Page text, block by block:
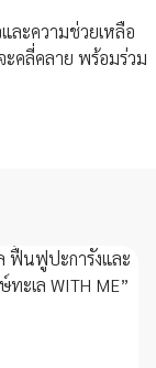
ละความช่วยเหลือ
ะคลี่คลาย พร้อมร่วม